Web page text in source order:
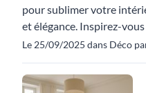
pour sublimer votre
et élégance. Inspirez-
Le 25/09/2025 dans Déco